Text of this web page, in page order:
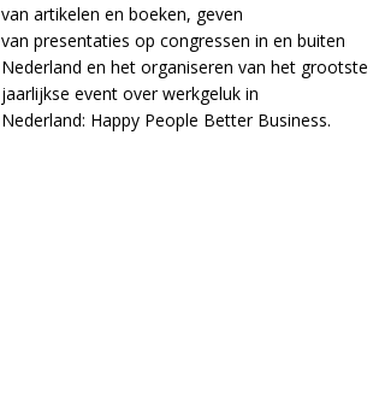
van artikelen en boeken, geven
van presentaties op congressen in en buiten
Nederland en het organiseren van het grootste
jaarlijkse event over werkgeluk in
Nederland: Happy People Better Business.